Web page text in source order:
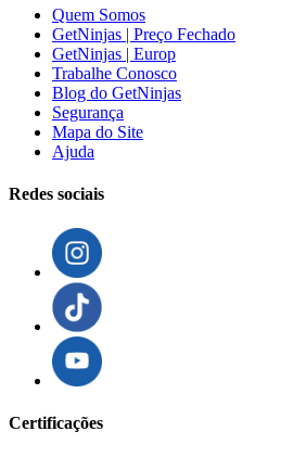
Quem Somos
GetNinjas | Preço Fechado
GetNinjas | Europ
Trabalhe Conosco
Blog do GetNinjas
Segurança
Mapa do Site
Ajuda
Redes sociais
Certificações